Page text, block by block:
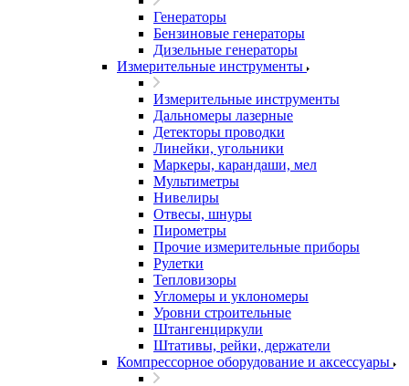
Генераторы
Бензиновые генераторы
Дизельные генераторы
Измерительные инструменты
Измерительные инструменты
Дальномеры лазерные
Детекторы проводки
Линейки, угольники
Маркеры, карандаши, мел
Мультиметры
Нивелиры
Отвесы, шнуры
Пирометры
Прочие измерительные приборы
Рулетки
Тепловизоры
Угломеры и уклономеры
Уровни строительные
Штангенциркули
Штативы, рейки, держатели
Компрессорное оборудование и аксессуары